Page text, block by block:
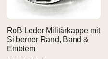
RoB Leder Militärkappe mit
Silberner Rand, Band &
Emblem